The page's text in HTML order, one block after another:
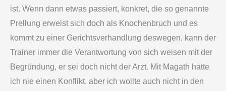
ist. Wenn dann etwas passiert, konkret, die so genannte
Prellung erweist sich doch als Knochenbruch und es
kommt zu einer Gerichtsverhandlung deswegen, kann der
Trainer immer die Verantwortung von sich weisen mit der
Begründung, er sei doch nicht der Arzt. Mit Magath hatte
ich nie einen Konflikt, aber ich wollte auch nicht in den